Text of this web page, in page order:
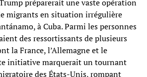
préparerait une vaste opération
migrants en situation irrégulière
à Cuba. Parmi les personnes
des ressortissants de plusieurs
la France, l’Allemagne et le
initiative marquerait un tournant
des États-Unis, rompant